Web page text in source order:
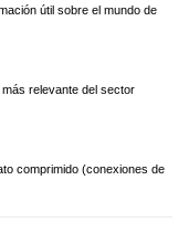
útil sobre el mundo de
relevante del sector
comprimido (conexiones de